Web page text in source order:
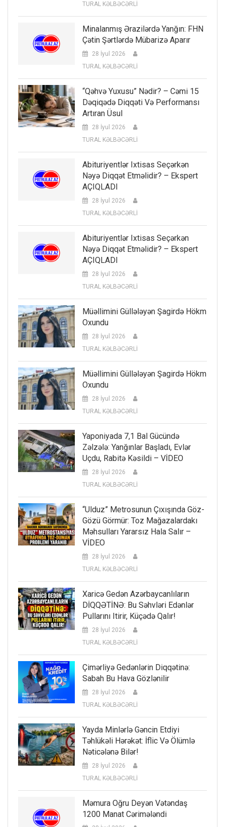
TURAL KƏLBƏCƏRLİ
Minalanmış Ərazilərdə Yanğın: FHN
Çətin Şərtlərdə Mübarizə Aparır
28 İyul 2026
TURAL KƏLBƏCƏRLİ
“Qəhvə Yuxusu” Nədir? – Cəmi 15
Dəqiqədə Diqqəti Və Performansı
Artıran Üsul
28 İyul 2026
TURAL KƏLBƏCƏRLİ
Abituriyentlər Ixtisas Seçərkən
Nəyə Diqqət Etməlidir? – Ekspert
AÇIQLADI
28 İyul 2026
TURAL KƏLBƏCƏRLİ
Abituriyentlər Ixtisas Seçərkən
Nəyə Diqqət Etməlidir? – Ekspert
AÇIQLADI
28 İyul 2026
TURAL KƏLBƏCƏRLİ
Müəllimini Güllələyən Şagirdə Hökm
Oxundu
28 İyul 2026
TURAL KƏLBƏCƏRLİ
Müəllimini Güllələyən Şagirdə Hökm
Oxundu
28 İyul 2026
TURAL KƏLBƏCƏRLİ
Yaponiyada 7,1 Bal Gücündə
Zəlzələ: Yanğınlar Başladı, Evlər
Uçdu, Rabitə Kəsildi – VİDEO
28 İyul 2026
TURAL KƏLBƏCƏRLİ
“Ulduz” Metrosunun Çıxışında Göz-
Gözü Görmür: Toz Mağazalardakı
Məhsulları Yararsız Hala Salır –
VİDEO
28 İyul 2026
TURAL KƏLBƏCƏRLİ
Xaricə Gedən Azərbaycanlıların
DİQQƏTİNƏ: Bu Səhvləri Edənlər
Pullarını Itirir, Küçədə Qalır!
28 İyul 2026
TURAL KƏLBƏCƏRLİ
Çimərliyə Gedənlərin Diqqətinə:
Sabah Bu Hava Gözlənilir
28 İyul 2026
TURAL KƏLBƏCƏRLİ
Yayda Minlərlə Gəncin Etdiyi
Təhlükəli Hərəkət: İflic Və Ölümlə
Nəticələnə Bilər!
28 İyul 2026
TURAL KƏLBƏCƏRLİ
Məmura Oğru Deyən Vətəndaş
1200 Manat Cərimələndi